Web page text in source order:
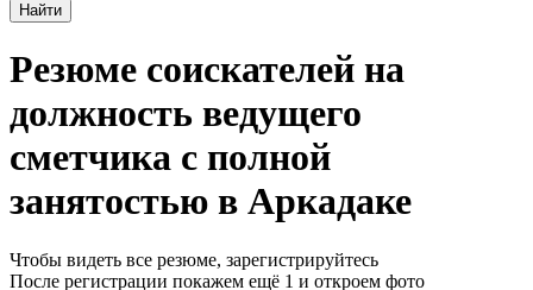
Найти
Резюме соискателей на
должность ведущего
сметчика с полной
занятостью в Аркадаке
Чтобы видеть все резюме, зарегистрируйтесь
После регистрации покажем ещё 1 и откроем фото